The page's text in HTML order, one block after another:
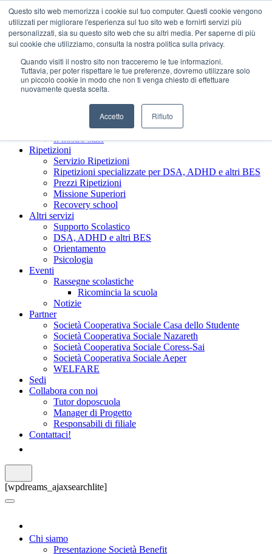
Questo sito web memorizza i cookie sul tuo computer. Questi cookie vengono
utilizzati per migliorare l'esperienza sul tuo sito web e fornirti servizi più
personalizzati, sia su questo sito web che su altri media. Per saperne di più
sui cookie che utilizziamo, consulta la nostra politica sulla privacy.
Quando visiti il ​​nostro sito non tracceremo le tue informazioni.
Tuttavia, per poter rispettare le tue preferenze, dovremo utilizzare solo
un piccolo cookie in modo che non ti venga chiesto di effettuare
nuovamente questa scelta.
Accetto Rifiuto
Presentazione Società Benefit
Il nostro staff
Ripetizioni
Servizio Ripetizioni
Ripetizioni specializzate per DSA, ADHD e altri BES
Prezzi Ripetizioni
Missione Superiori
Recovery school
Altri servizi
Supporto Scolastico
DSA, ADHD e altri BES
Orientamento
Psicologia
Eventi
Rassegne scolastiche
Ricomincia la scuola
Notizie
Partner
Società Cooperativa Sociale Casa dello Studente
Società Cooperativa Sociale Nazareth
Società Cooperativa Sociale Coress-Sai
Società Cooperativa Sociale Aeper
WELFARE
Sedi
Collabora con noi
Tutor doposcuola
Manager di Progetto
Responsabili di filiale
Contattaci!
[wpdreams_ajaxsearchlite]
Chi siamo
Presentazione Società Benefit